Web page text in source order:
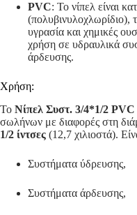
PVC: Το νίπελ είναι
(πολυβινυλοχλωρίδιο),
υγρασία και χημικές
χρήση σε υδραυλικά
άρδευσης.
Χρήση:
Το Νίπελ Συστ. 3/4*1/2 PVC
σωλήνων με διαφορές στη
1/2 ίντσες (12,7 χιλιοστά).
Συστήματα ύδρευσης,
Συστήματα άρδευσης,